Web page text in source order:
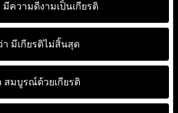
มีความดีงามเป็นเกียรติ
า มีเกียรติไม่สิ้นสุด
สมบูรณ์ด้วยเกียรติ